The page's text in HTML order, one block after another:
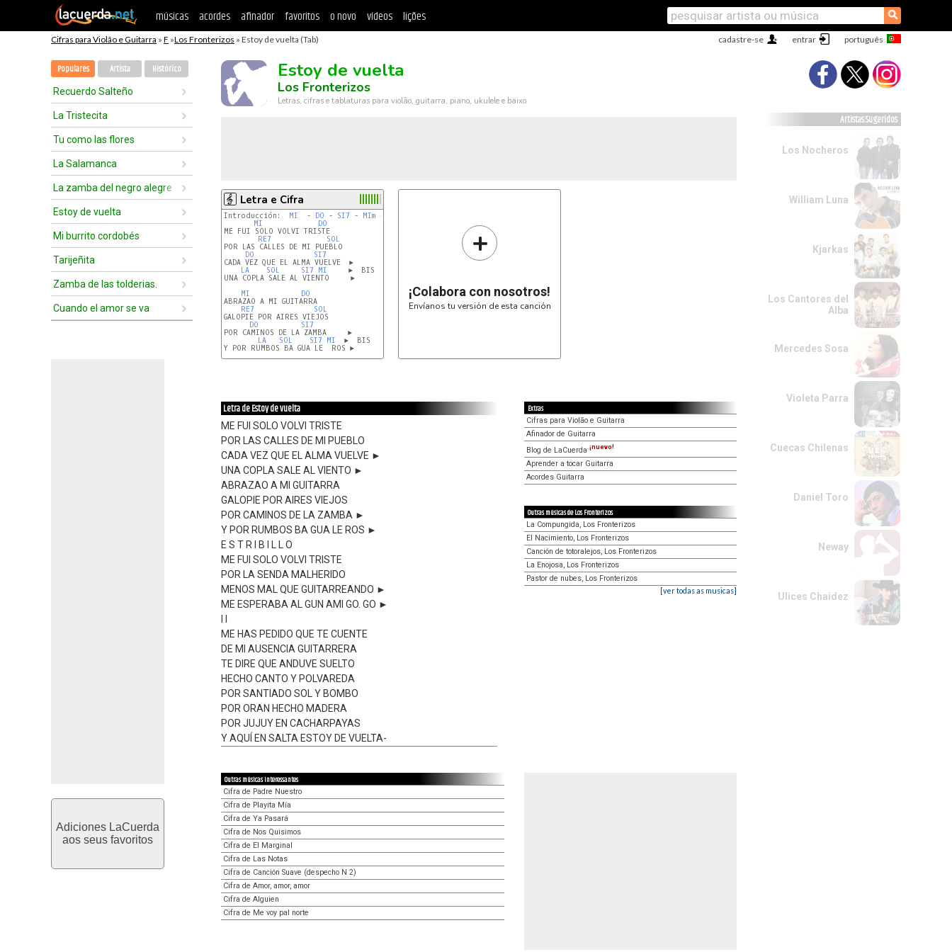
músicas acordes afinador favoritos o novo vídeos lições ⚲
Cifras para Violão e Guitarra » F »Los Fronterizos » Estoy de vuelta (Tab) entrar
cadastre-se
Populares Artista Histórico
Recuerdo Salteño
La Tristecita
Tu como las flores
La Salamanca
La zamba del negro alegre
Estoy de vuelta
Mi burrito cordobés
Tarijeñita
Zamba de las tolderias.
Cuando el amor se va
Adiciones LaCuerda
aos seus favoritos
Estoy de vuelta
Los Fronterizos
Letras, cifras e tablaturas para violão, guitarra, piano, ukulele e baixo
Letra e Cifra
Introducción: MI - DO - SI7 - MIm -
MI
DO
ME FUI SOLO VOLVI TRISTE
RE7
SOL
POR LAS CALLES DE MI PUEBLO
DO
SI7
CADA VEZ QUE EL ALMA VUELVE  ►
LA
SOL SI7 MI
     ►  BIS
UNA COPLA SALE AL VIENTO     ►
MI
DO
ABRAZAO A MI GUITARRA
RE7
SOL
GALOPIE POR AIRES VIEJOS
DO
SI7
POR CAMINOS DE LA ZAMBA     ►
LA
SOL SI7 MI
  ►  BIS
Y POR RUMBOS BA GUA LE  ROS ►
+
¡Colabora con nosotros!
Envíanos tu versión de esta canción
Letra de Estoy de vuelta
ME FUI SOLO VOLVI TRISTE
POR LAS CALLES DE MI PUEBLO
CADA VEZ QUE EL ALMA VUELVE ►
UNA COPLA SALE AL VIENTO ►
ABRAZAO A MI GUITARRA
GALOPIE POR AIRES VIEJOS
POR CAMINOS DE LA ZAMBA ►
Y POR RUMBOS BA GUA LE ROS ►
E S T R I B I L L O
ME FUI SOLO VOLVI TRISTE
POR LA SENDA MALHERIDO
MENOS MAL QUE GUITARREANDO ►
ME ESPERABA AL GUN AMI GO. GO ►
ME HAS PEDIDO QUE TE CUENTE
DE MI AUSENCIA GUITARRERA
TE DIRE QUE ANDUVE SUELTO
HECHO CANTO Y POLVAREDA
POR SANTIADO SOL Y BOMBO
POR ORAN HECHO MADERA
POR JUJUY EN CACHARPAYAS
Y AQUÍ EN SALTA ESTOY DE VUELTA-
Extras
Cifras para Violão e Guitarra
Afinador de Guitarra
Blog de LaCuerda ¡nuevo!
Aprender a tocar Guitarra
Acordes Guitarra
Outras músicas de Los Fronterizos
La Compungida, Los Fronterizos
El Nacimiento, Los Fronterizos
Canción de totoralejos, Los Fronterizos
La Enojosa, Los Fronterizos
Pastor de nubes, Los Fronterizos
[ver todas as musicas]
Outras músicas interessantes
Cifra de Padre Nuestro
Cifra de Playita Mía
Cifra de Ya Pasará
Cifra de Nos Quisimos
Cifra de El Marginal
Cifra de Las Notas
Cifra de Canción Suave (despecho N 2)
Cifra de Amor, amor, amor
Cifra de Alguien
Cifra de Me voy pal norte
Artistas Sugeridos
Los Nocheros
William Luna
Kjarkas
Los Cantores del
Alba
Mercedes Sosa
Violeta Parra
Cuecas Chilenas
Daniel Toro
Neway
Ulices Chaidez